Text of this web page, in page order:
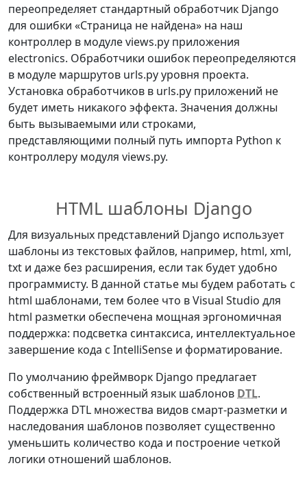
переопределяет стандартный обработчик Django
для ошибки «Страница не найдена» на наш
контроллер в модуле views.py приложения
electronics. Обработчики ошибок переопределяются
в модуле маршрутов urls.py уровня проекта.
Установка обработчиков в urls.py приложений не
будет иметь никакого эффекта. Значения должны
быть вызываемыми или строками,
представляющими полный путь импорта Python к
контроллеру модуля views.py.
HTML шаблоны Django
Для визуальных представлений Django использует
шаблоны из текстовых файлов, например, html, xml,
txt и даже без расширения, если так будет удобно
программисту. В данной статье мы будем работать с
html шаблонами, тем более что в Visual Studio для
html разметки обеспечена мощная эргономичная
поддержка: подсветка синтаксиса, интеллектуальное
завершение кода с IntelliSense и форматирование.
По умолчанию фреймворк Django предлагает
собственный встроенный язык шаблонов DTL.
Поддержка DTL множества видов смарт-разметки и
наследования шаблонов позволяет существенно
уменьшить количество кода и построение четкой
логики отношений шаблонов.